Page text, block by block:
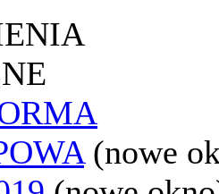
(nowe